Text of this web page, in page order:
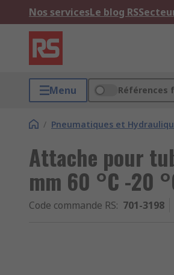
Nos servicesLe blog RS
Menu Références
/ Pneumatiques et
Attache pour
mm 60 °C -20
Code commande RS: 701-3198